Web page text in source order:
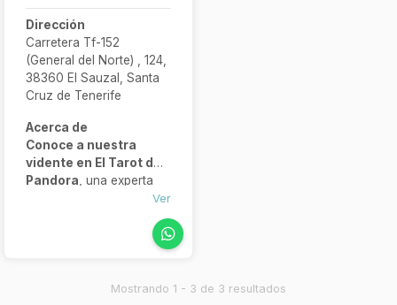
Dirección
Carretera Tf-152
(General del Norte) , 124,
38360 El Sauzal, Santa
Cruz de Tenerife
Acerca de
Conoce a nuestra
vidente en El Tarot de
Pandora , una experta
programas de televisión
Ver
Mostrando 1 - 3 de 3 resultados